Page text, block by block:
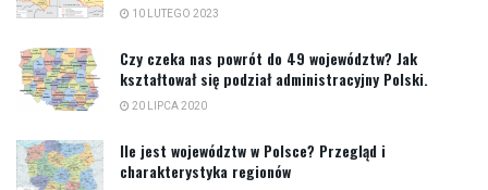
10 LUTEGO 2023
Czy czeka nas powrót do 49 województw? Jak
kształtował się podział administracyjny Polski.
20 LIPCA 2020
Ile jest województw w Polsce? Przegląd i
charakterystyka regionów